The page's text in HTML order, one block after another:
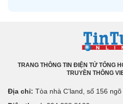
TRANG THÔNG TIN ĐIỆN TỬ TỔNG
TRUYỀN THÔNG
Địa chỉ: Tòa nhà C’land, số 156